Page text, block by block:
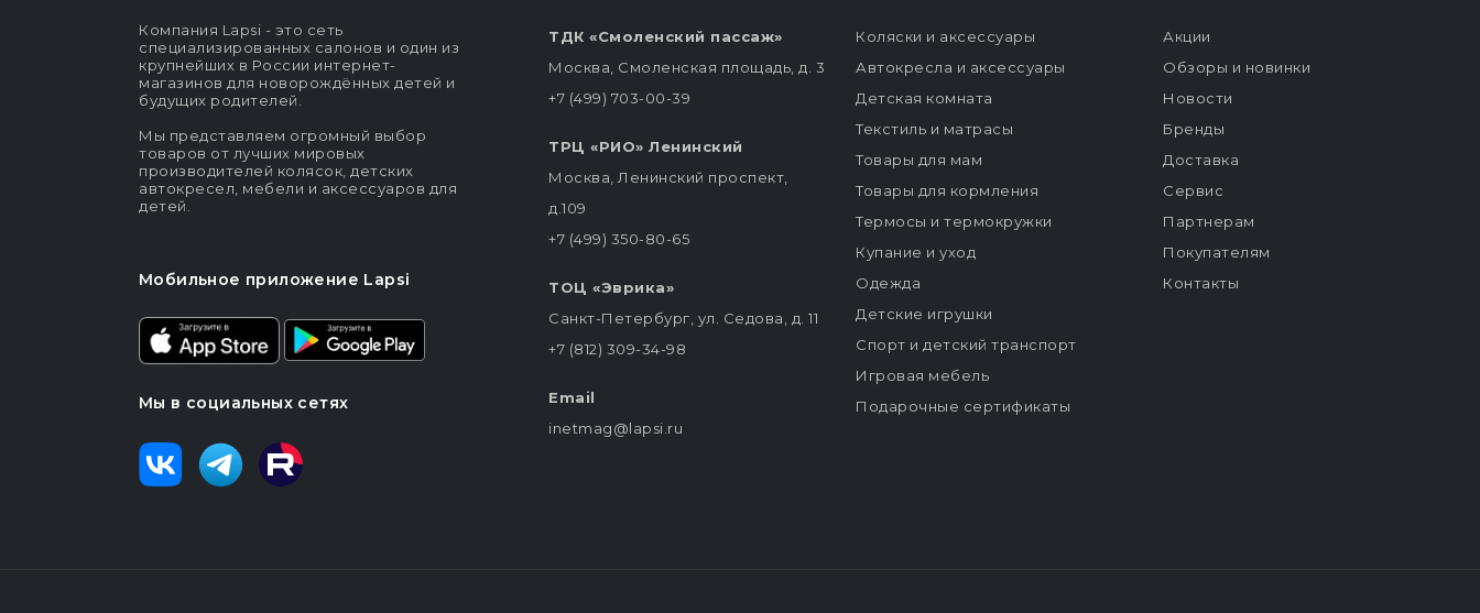
Компания Lapsi - это сеть
специализированных салонов и один из
крупнейших в России интернет-
магазинов для новорождённых детей и
будущих родителей.
Мы представляем огромный выбор
товаров от лучших мировых
производителей колясок, детских
автокресел, мебели и аксессуаров для
детей.
Мобильное приложение Lapsi
Мы в социальных сетях
ТДК «Смоленский пассаж»
Москва, Смоленская площадь, д. 3
+7 (499) 703-00-39
ТРЦ «РИО» Ленинский
Москва, Ленинский проспект,
д.109
+7 (499) 350-80-65
ТОЦ «Эврика»
Санкт-Петербург, ул. Седова, д. 11
+7 (812) 309-34-98
Email
inetmag@lapsi.ru
Коляски и аксессуары
Автокресла и аксессуары
Детская комната
Текстиль и матрасы
Товары для мам
Товары для кормления
Термосы и термокружки
Купание и уход
Одежда
Детские игрушки
Спорт и детский транспорт
Игровая мебель
Подарочные сертификаты
Акции
Обзоры и новинки
Новости
Бренды
Доставка
Сервис
Партнерам
Покупателям
Контакты